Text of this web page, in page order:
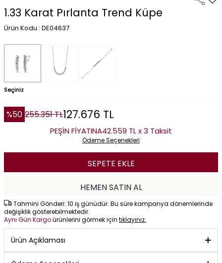
1.33 Karat Pırlanta Trend Küpe
Ürün Kodu : DE04637
Seçiniz
%50 255.351TL127.676 TL
PEŞİN FİYATINA42.559 TL x 3 Taksit
Ödeme Seçenekleri
SEPETE EKLE
HEMEN SATIN AL
Tahmini Gönderi: 10 iş günüdür. Bu süre kampanya dönemlerinde
değişiklik gösterebilmektedir.
Aynı Gün Kargoürünlerini görmek için tıklayınız.
Ürün Açıklaması